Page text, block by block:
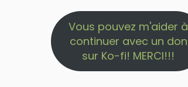
Vous pouvez m'aider à
continuer avec un don
sur Ko-fi! MERCI!!!